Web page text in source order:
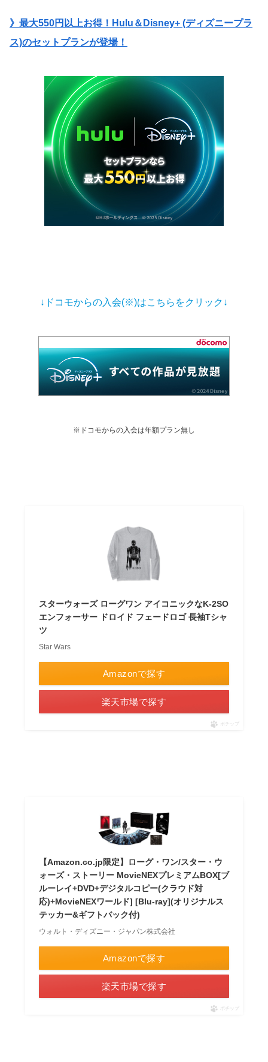
》最大550円以上お得！Hulu＆Disney+ (ディズニープラ
ス)のセットプランが登場！
↓ドコモからの入会(※)はこちらをクリック↓
※ドコモからの入会は年額プラン無し
スターウォーズ ローグワン アイコニックなK-2SO
エンフォーサー ドロイド フェードロゴ 長袖Tシャ
ツ
Star Wars
Amazonで探す
楽天市場で探す
ポチップ
【Amazon.co.jp限定】ローグ・ワン/スター・ウ
ォーズ・ストーリー MovieNEXプレミアムBOX[ブ
ルーレイ+DVD+デジタルコピー(クラウド対
応)+MovieNEXワールド] [Blu-ray](オリジナルス
テッカー&ギフトバック付)
ウォルト・ディズニー・ジャパン株式会社
Amazonで探す
楽天市場で探す
ポチップ